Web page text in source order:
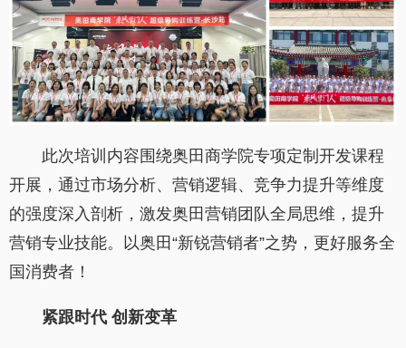
此次培训内容围绕奥田商学院专项定制开发课程
开展，通过市场分析、营销逻辑、竞争力提升等维度
的强度深入剖析，激发奥田营销团队全局思维，提升
营销专业技能。以奥田“新锐营销者”之势，更好服务全
国消费者！
紧跟时代 创新变革